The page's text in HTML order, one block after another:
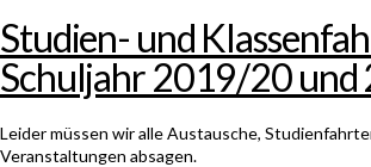
Studien- und
Schuljahr 2019/20
Leider müssen wir alle Austausche,
Veranstaltungen absagen.